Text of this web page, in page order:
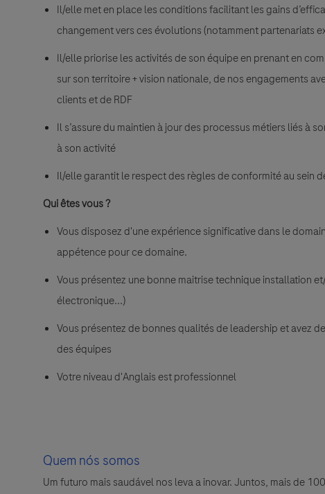
Il/elle met en place les conditions facilitant les gains
changement vers ces évolutions (notamment partenariats
Il/elle priorise les activités de son équipe en prenant en
sur son territoire + vision nationale, de nos engagements
clients et de RDF
Il s’assure du maintien à jour des processus métiers liés à
à son activité
Il/elle garantit le respect des règles de conformité au sein
Qui êtes vous ?
Vous disposez d'une expérience significative dans le
appétence pour ce domaine.
Vous présentez une bonne maitrise technique installation
électronique...)
Vous présentez de bonnes qualités de leadership et avez
des équipes
Votre niveau d'Anglais est professionnel
Quem nós somos
Um futuro mais saudável nos leva a inovar. Juntos, mais de